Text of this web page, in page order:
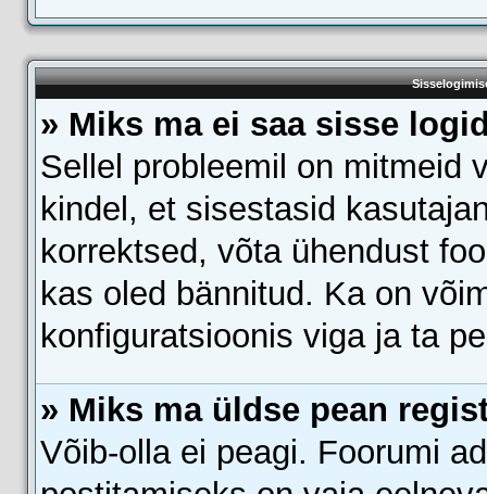
» Miks ma ei saa sisse
Sellel probleemil on mitmeid
kindel, et sisestasid
korrektsed, võta ühendust
kas oled bännitud. Ka on
konfiguratsioonis viga ja ta
» Miks ma üldse pean
Võib-olla ei peagi. Foorumi